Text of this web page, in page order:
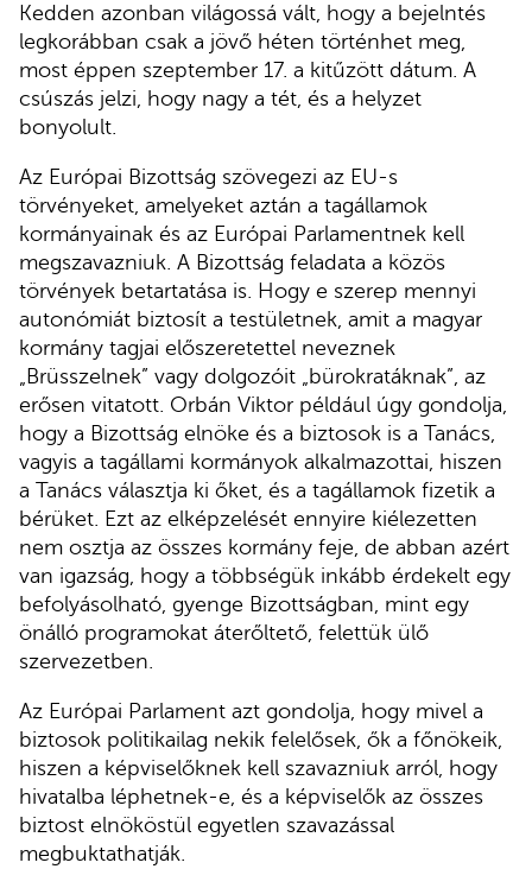
Kedden azonban világossá vált, hogy a bejelntés
legkorábban csak a jövő héten történhet meg,
most éppen szeptember 17. a kitűzött dátum. A
csúszás jelzi, hogy nagy a tét, és a helyzet
bonyolult.
Az Európai Bizottság szövegezi az EU-s
törvényeket, amelyeket aztán a tagállamok
kormányainak és az Európai Parlamentnek kell
megszavazniuk. A Bizottság feladata a közös
törvények betartatása is. Hogy e szerep mennyi
autonómiát biztosít a testületnek, amit a magyar
kormány tagjai előszeretettel neveznek
„Brüsszelnek” vagy dolgozóit „bürokratáknak”, az
erősen vitatott. Orbán Viktor például úgy gondolja,
hogy a Bizottság elnöke és a biztosok is a Tanács,
vagyis a tagállami kormányok alkalmazottai, hiszen
a Tanács választja ki őket, és a tagállamok fizetik a
bérüket. Ezt az elképzelését ennyire kiélezetten
nem osztja az összes kormány feje, de abban azért
van igazság, hogy a többségük inkább érdekelt egy
befolyásolható, gyenge Bizottságban, mint egy
önálló programokat áterőltető, felettük ülő
szervezetben.
Az Európai Parlament azt gondolja, hogy mivel a
biztosok politikailag nekik felelősek, ők a főnökeik,
hiszen a képviselőknek kell szavazniuk arról, hogy
hivatalba léphetnek-e, és a képviselők az összes
biztost elnököstül egyetlen szavazással
megbuktathatják.